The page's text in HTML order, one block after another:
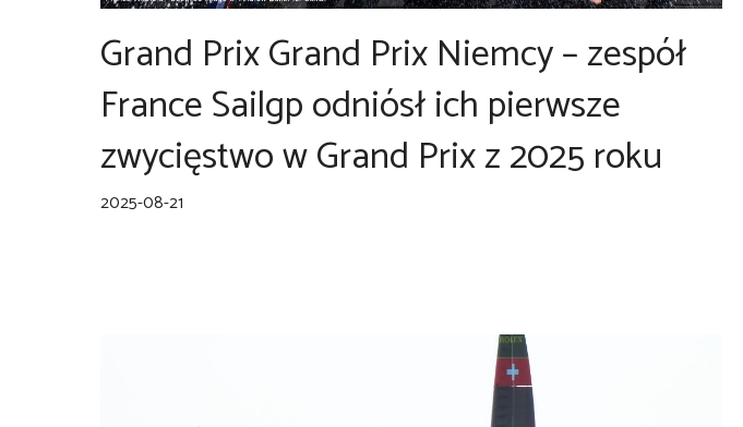
Grand Prix Grand Prix Niemcy – zespół
France Sailgp odniósł ich pierwsze
zwycięstwo w Grand Prix z 2025 roku
2025-08-21